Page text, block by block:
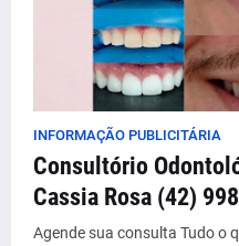
INFORMAÇÃO PUBLICITÁRIA
Consultório
Cassia Rosa (42)
Agende sua consulta Tudo o